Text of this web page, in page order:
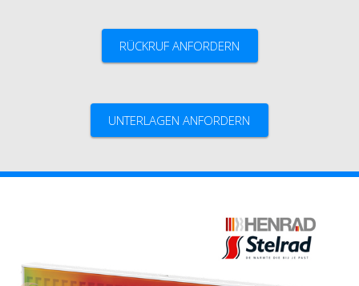
RÜCKRUF ANFORDERN
UNTERLAGEN ANFORDERN